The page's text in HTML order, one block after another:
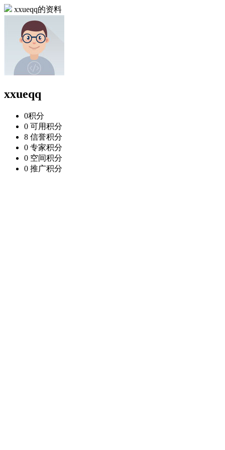
xxueqq的资料
xxueqq
0积分
0 可用积分
8 信誉积分
0 专家积分
0 空间积分
0 推广积分